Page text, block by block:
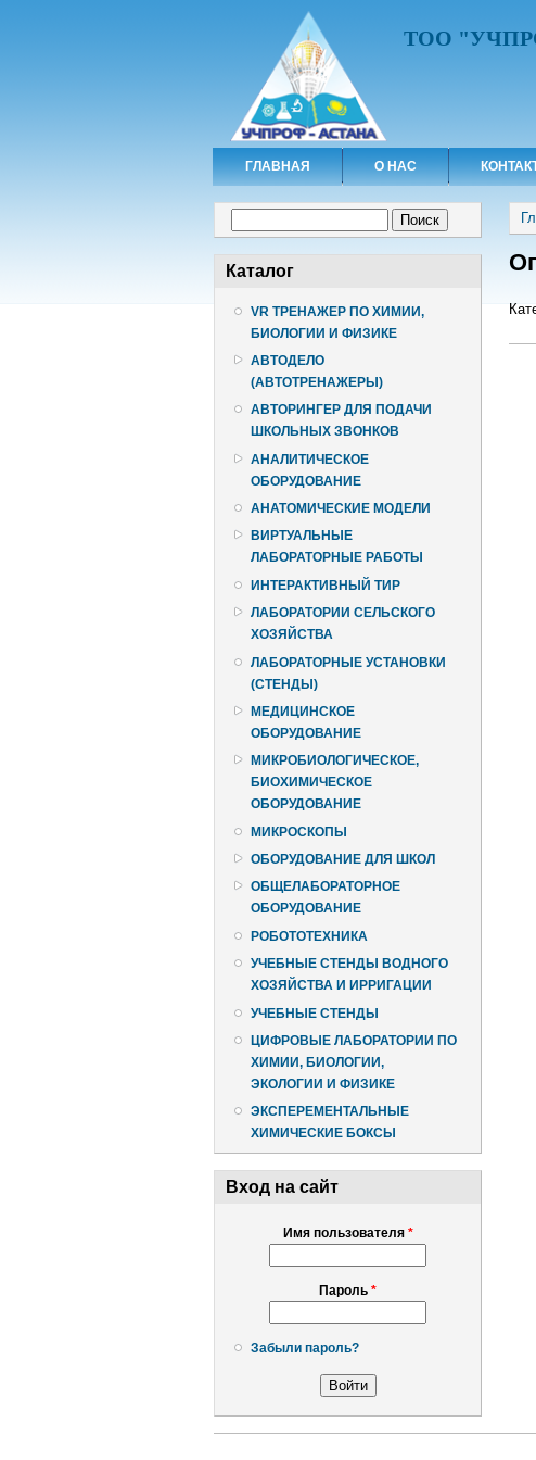
ТОО
ГЛАВНАЯ О НАС
Каталог
VR ТРЕНАЖЕР ПО ХИМИИ,
БИОЛОГИИ И ФИЗИКЕ
АВТОДЕЛО
(АВТОТРЕНАЖЕРЫ)
АВТОРИНГЕР ДЛЯ ПОДАЧИ
ШКОЛЬНЫХ ЗВОНКОВ
АНАЛИТИЧЕСКОЕ
ОБОРУДОВАНИЕ
АНАТОМИЧЕСКИЕ МОДЕЛИ
ВИРТУАЛЬНЫЕ
ЛАБОРАТОРНЫЕ РАБОТЫ
ИНТЕРАКТИВНЫЙ ТИР
ЛАБОРАТОРИИ СЕЛЬСКОГО
ХОЗЯЙСТВА
ЛАБОРАТОРНЫЕ УСТАНОВКИ
(СТЕНДЫ)
МЕДИЦИНСКОЕ
ОБОРУДОВАНИЕ
МИКРОБИОЛОГИЧЕСКОЕ,
БИОХИМИЧЕСКОЕ
ОБОРУДОВАНИЕ
МИКРОСКОПЫ
ОБОРУДОВАНИЕ ДЛЯ ШКОЛ
ОБЩЕЛАБОРАТОРНОЕ
ОБОРУДОВАНИЕ
РОБОТОТЕХНИКА
УЧЕБНЫЕ СТЕНДЫ ВОДНОГО
ХОЗЯЙСТВА И ИРРИГАЦИИ
УЧЕБНЫЕ СТЕНДЫ
ЦИФРОВЫЕ ЛАБОРАТОРИИ ПО
ХИМИИ, БИОЛОГИИ,
ЭКОЛОГИИ И ФИЗИКЕ
ЭКСПЕРЕМЕНТАЛЬНЫЕ
ХИМИЧЕСКИЕ БОКСЫ
Вход на сайт
Имя пользователя *
Пароль *
Забыли пароль?